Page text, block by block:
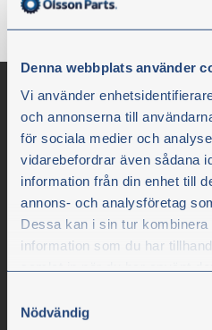
Denna webbplats använder
Vi använder
och annonserna till
för sociala medier och
vidarebefordrar även sådana
information från din enhet till
annons- och analysföretag
Dessa kan i sin tur
information som du har
Du kan när som helst ändra
Nödvändig